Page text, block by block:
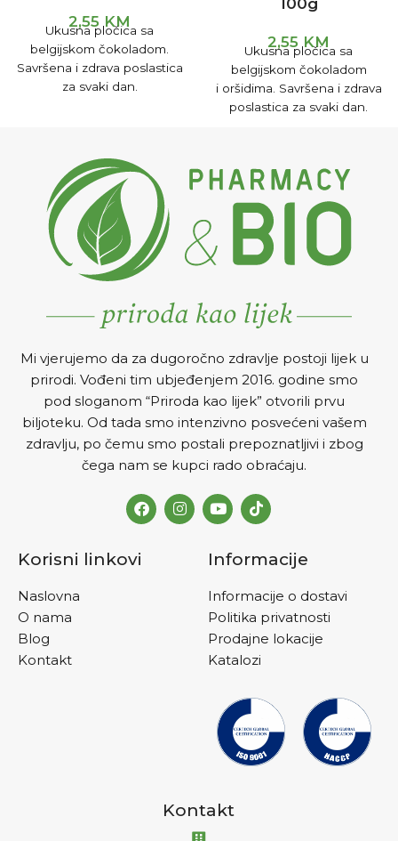
2,55KM
Ukusna pločica sa
belgijskom čokoladom.
Savršena i zdrava poslastica
za svaki dan.
100g
2,55KM
Ukusna pločica sa
belgijskom čokoladom
i oršidima. Savršena i zdrava
poslastica za svaki dan.
Mi vjerujemo da za dugoročno zdravlje postoji lijek u
prirodi. Vođeni tim ubjeđenjem 2016. godine smo
pod sloganom “Priroda kao lijek” otvorili prvu
biljoteku. Od tada smo intenzivno posvećeni vašem
zdravlju, po čemu smo postali prepoznatljivi i zbog
čega nam se kupci rado obraćaju.
Korisni linkovi
Naslovna
O nama
Blog
Kontakt
Informacije
Informacije o dostavi
Politika privatnosti
Prodajne lokacije
Katalozi
Kontakt